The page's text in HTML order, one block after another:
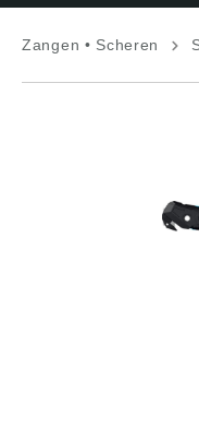
Zangen • Scheren